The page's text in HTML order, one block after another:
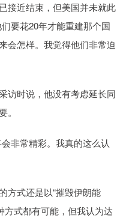
接近结束，但美国并未就此
要花20年才能重建那个国
会怎样。我觉得他们非常迫
访时说，他没有考虑延长同
。
非常精彩。我真的这么认
方式还是以“摧毁伊朗能
方式都有可能，但我认为达